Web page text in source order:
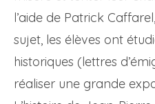
l’aide de Patrick
sujet, les élèves ont
historiques (lettres
réaliser une grande